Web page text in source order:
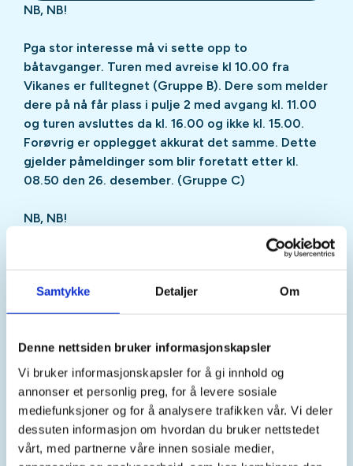
Samtykke Detaljer Om
Denne nettsiden bruker informasjonskapsler
Vi bruker informasjonskapsler for å gi innhold og
annonser et personlig preg, for å levere sosiale
mediefunksjoner og for å analysere trafikken vår. Vi deler
dessuten informasjon om hvordan du bruker nettstedet
vårt, med partnerne våre innen sosiale medier,
NB, NB!
Pga stor interesse må vi sette opp to
båtavganger. Turen med avreise kl 10.00 fra
Vikanes er fulltegnet (Gruppe B). Dere som melder
dere på nå får plass i pulje 2 med avgang kl. 11.00
og turen avsluttes da kl. 16.00 og ikke kl. 15.00.
Forøvrig er opplegget akkurat det samme. Dette
gjelder påmeldinger som blir foretatt etter kl.
08.50 den 26. desember. (Gruppe C)
NB, NB!
Ekstra. Vi setter opp tre båtavganger. Det betyr at
dere som står på venteliste søndag kveld 27.
desember og blir tilbydd plass må ha avreise kl
09.00. Turen avsluttes da kl 14.00. (Gruppe A)
Turen til Mellesdalen i 2025 ble suksess, derfor
arrangerer vi ny tur i 2026. Med båt fra Vikanes.
Skyssbåten i Osterfjorden er bare sikret til og med
juni i år, og blir ruten nedlagt vil Turlaget ha
problem med å gjennomføre slike turer i fremtiden.